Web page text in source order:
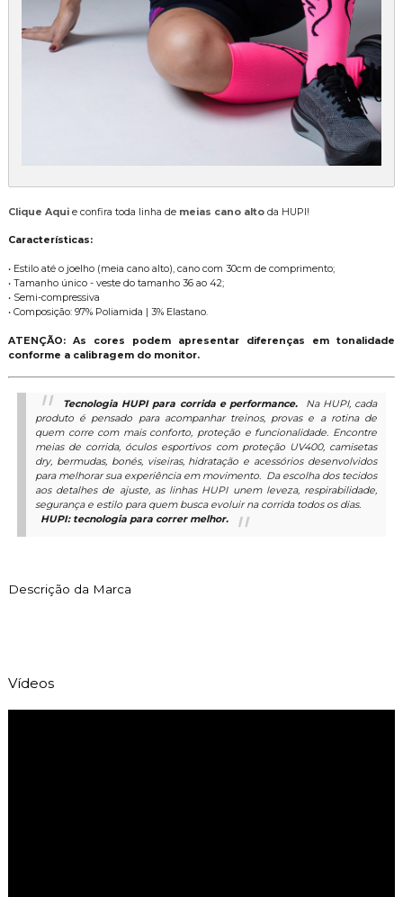
Clique Aqui e confira toda linha de meias cano altoda HUPI!
Características:
• Estilo até o joelho (meia cano alto), cano com 30cm de comprimento;
• Tamanho único - veste do tamanho 36 ao 42;
• Semi-compressiva
• Composição: 97% Poliamida | 3% Elastano.
ATENÇÃO: As cores podem apresentar diferenças em tonalidade
conforme a calibragem do monitor.
Tecnologia HUPI para corrida e performance.
Na HUPI, cada
produto é pensado para acompanhar treinos, provas e a rotina de
quem corre com mais conforto, proteção e funcionalidade. Encontre
meias de corrida, óculos esportivos com proteção UV400, camisetas
dry, bermudas, bonés, viseiras, hidratação e acessórios desenvolvidos
para melhorar sua experiência em movimento. Da escolha dos tecidos
aos detalhes de ajuste, as linhas HUPI unem leveza, respirabilidade,
segurança e estilo para quem busca evoluir na corrida todos os dias.
HUPI: tecnologia para correr melhor.
Descrição da Marca
Vídeos